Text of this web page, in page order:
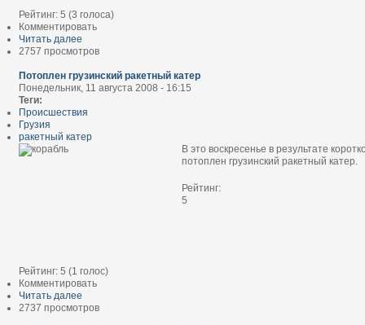
Рейтинг: 5 (3 голоса)
Комментировать
Читать далее
2757 просмотров
Потоплен грузинский ракетный катер
Понедельник, 11 августа 2008 - 16:15
Теги:
Происшествия
Грузия
ракетный катер
В это воскресенье в результате
потоплен грузинский ракетный катер.
Рейтинг:
5
Рейтинг: 5 (1 голос)
Комментировать
Читать далее
2737 просмотров